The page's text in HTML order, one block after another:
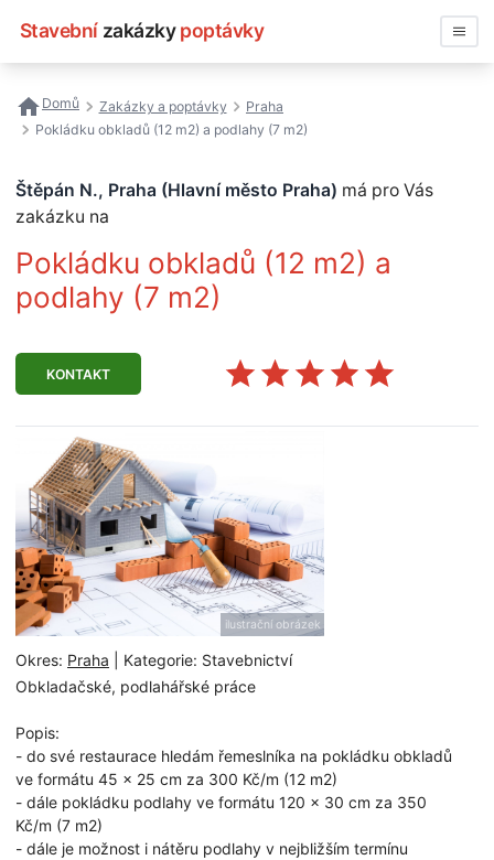
Stavební zakázky poptávky
Všechny zakázky
Nejčastější vyhledávání
Domů Zakázky a poptávky
Praha
Pokládku obkladů (12 m2) a podlahy (7 m2)
Štěpán N., Praha (Hlavní město Praha) má pro Vás
zakázku na
Pokládku obkladů (12 m2) a
podlahy (7 m2)
KONTAKT
Okres: Praha | Kategorie: Stavebnictví
Obkladačské, podlahářské práce
Popis:
- do své restaurace hledám řemeslníka na pokládku obkladů
ve formátu 45 x 25 cm za 300 Kč/m (12 m2)
- dále pokládku podlahy ve formátu 120 x 30 cm za 350
Kč/m (7 m2)
- dále je možnost i nátěru podlahy v nejbližším termínu
ilustrační obrázek